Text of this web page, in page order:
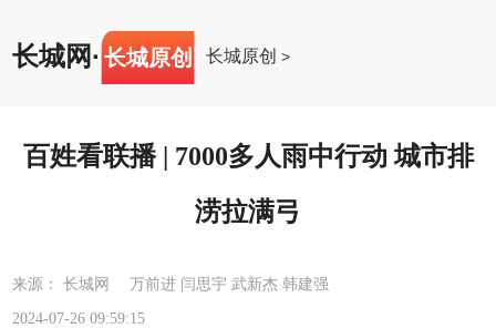
长城网· 长城原创 长城原创 >
百姓看联播 | 7000多人雨中行动 城市排
涝拉满弓
来源： 长城网 万前进 闫思宇 武新杰 韩建强
2024-07-26 09:59:15